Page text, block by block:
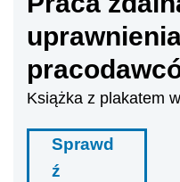
Książka z plakatem
Sprawd
ź